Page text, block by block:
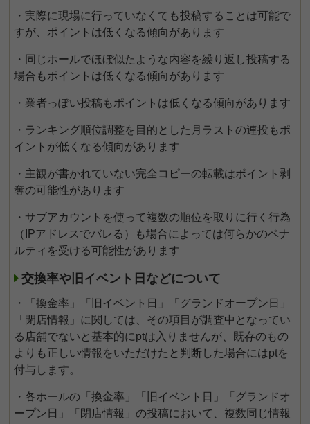
・実際に現場に行っていなくても投稿することは可能で
すが、ポイントは低くなる傾向があります
・同じホールでほぼ似たような内容を繰り返し投稿する
場合もポイントは低くなる傾向があります
・業者っぽい投稿もポイントは低くなる傾向があります
・ランキング順位調整を目的とした月ラストの連投もポ
イントが低くなる傾向があります
・主観が書かれていない完全コピーの転載はポイント剥
奪の可能性があります
・サブアカウントを使って複数の順位を取りに行く行為
（IPアドレスでバレる）も場合によっては何らかのペナ
ルティを受ける可能性があります
交換率や旧イベント日などについて
・「換金率」「旧イベント日」「グランドオープン日」
「閉店情報」に関しては、その項目が調査中となってい
る店舗でないと基本的にptは入りませんが、既存のもの
よりも正しい情報をいただけたと判断した場合にはptを
付与します。
・各ホールの「換金率」「旧イベント日」「グランドオ
ープン日」「閉店情報」の投稿において、複数同じ情報